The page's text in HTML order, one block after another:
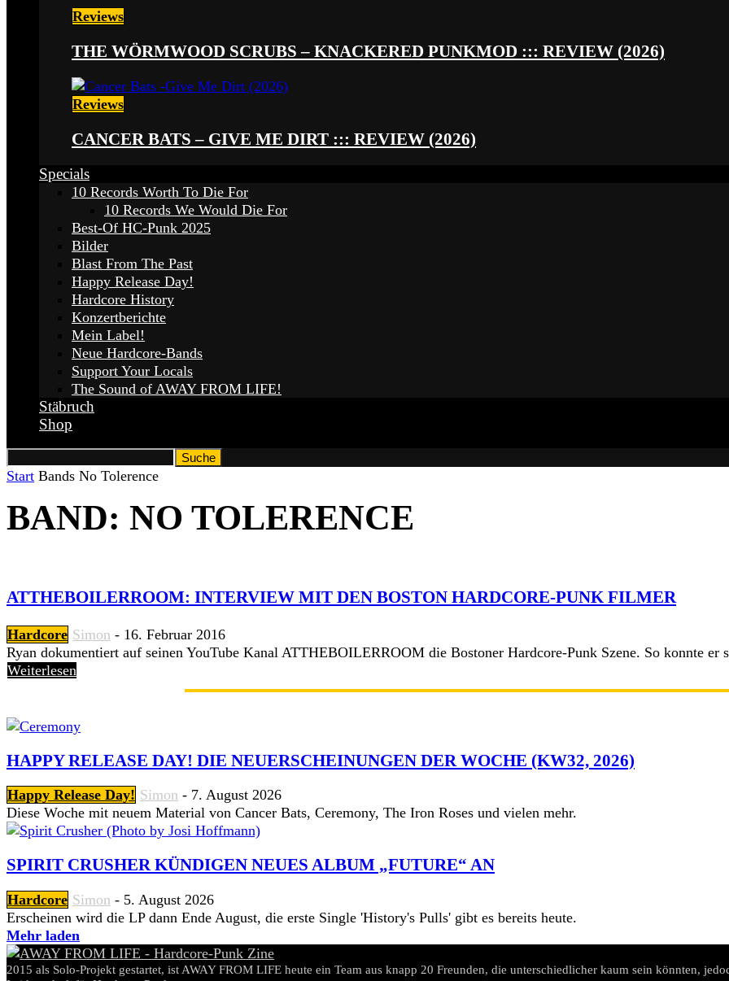
Reviews
THE WÖRMWOOD SCRUBS – KNACKERED PUNKMOD ::: REVIEW (2026)
Reviews
CANCER BATS – GIVE ME DIRT ::: REVIEW (2026)
Specials
10 Records Worth To Die For
10 Records We Would Die For
Best-Of HC-Punk 2025
Bilder
Blast From The Past
Happy Release Day!
Hardcore History
Konzertberichte
Mein Label!
Neue Hardcore-Bands
Support Your Locals
The Sound of AWAY FROM LIFE!
Stäbruch
Shop
Start Bands No Tolerence
BAND: NO TOLERENCE
ATTHEBOILERROOM: INTERVIEW MIT DEN BOSTON HARDCORE-PUNK FILMER
Hardcore Simon - 16. Februar 2016
Ryan dokumentiert auf seinen YouTube Kanal ATTHEBOILERROOM die Bostoner Hardcore-Punk Szene. So konnte
Weiterlesen
HAPPY RELEASE DAY! DIE NEUERSCHEINUNGEN DER WOCHE (KW32, 2026)
Happy Release Day! Simon - 7. August 2026
Diese Woche mit neuem Material von Cancer Bats, Ceremony, The Iron Roses und vielen mehr.
SPIRIT CRUSHER KÜNDIGEN NEUES ALBUM „FUTURE“ AN
Hardcore Simon - 5. August 2026
Erscheinen wird die LP dann Ende August, die erste Single 'History's Pulls' gibt es bereits heute.
Mehr laden
2015 als Solo-Projekt gestartet, ist AWAY FROM LIFE heute ein Team aus knapp 20 Freunden, die unterschiedlicher kaum sein könnten,